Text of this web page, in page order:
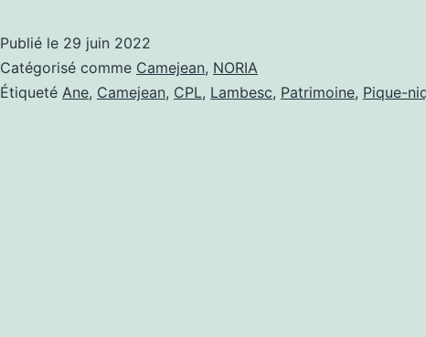
Publié le 29 juin 2022
Catégorisé comme Camejean, NORIA
Étiqueté Ane, Camejean, CPL, Lambesc, Patrimoine, Pique-